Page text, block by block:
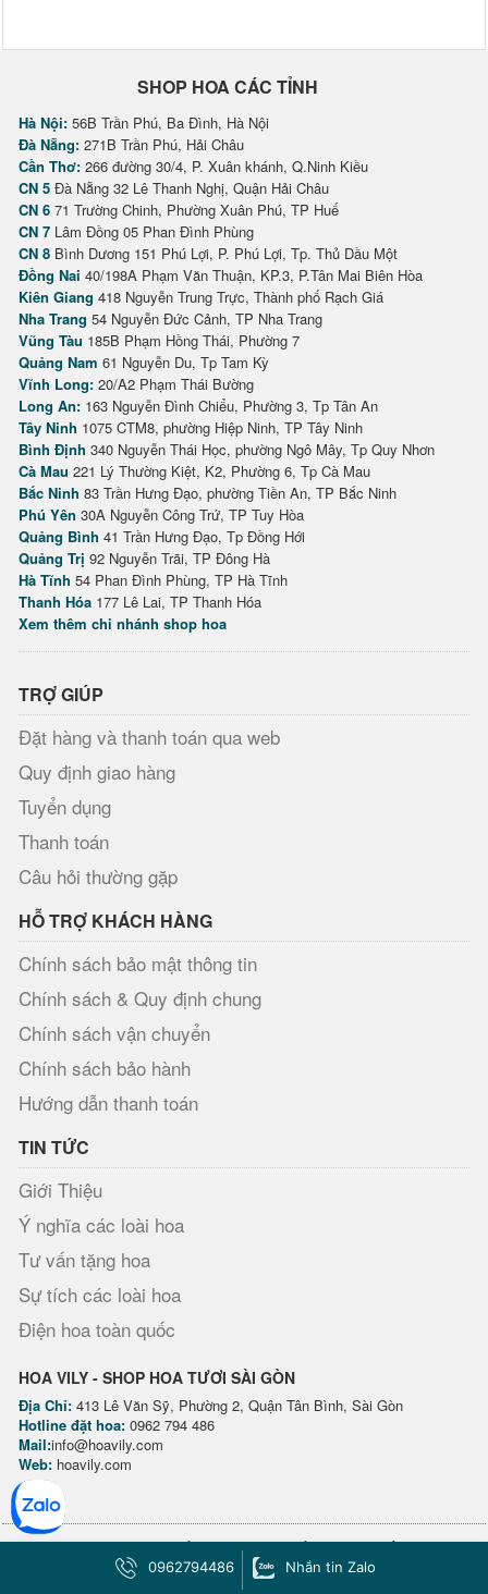
SHOP HOA CÁC TỈNH
Hà Nội: 56B Trần Phú, Ba Đình, Hà Nội
Đà Nẵng: 271B Trần Phú, Hải Châu
Cần Thơ: 266 đường 30/4, P. Xuân khánh, Q.Ninh Kiều
CN 5 Đà Nẵng 32 Lê Thanh Nghị, Quận Hải Châu
CN 6 71 Trường Chinh, Phường Xuân Phú, TP Huế
CN 7 Lâm Đồng 05 Phan Đình Phùng
CN 8 Bình Dương 151 Phú Lợi, P. Phú Lợi, Tp. Thủ Dầu Một
Đồng Nai 40/198A Phạm Văn Thuận, KP.3, P.Tân Mai Biên Hòa
Kiên Giang 418 Nguyễn Trung Trực, Thành phố Rạch Giá
Nha Trang 54 Nguyễn Đức Cảnh, TP Nha Trang
Vũng Tàu 185B Phạm Hồng Thái, Phường 7
Quảng Nam 61 Nguyễn Du, Tp Tam Kỳ
Vĩnh Long: 20/A2 Phạm Thái Bường
Long An: 163 Nguyễn Đình Chiểu, Phường 3, Tp Tân An
Tây Ninh 1075 CTM8, phường Hiệp Ninh, TP Tây Ninh
Bình Định 340 Nguyễn Thái Học, phường Ngô Mây, Tp Quy Nhơn
Cà Mau 221 Lý Thường Kiệt, K2, Phường 6, Tp Cà Mau
Bắc Ninh 83 Trần Hưng Đạo, phường Tiền An, TP Bắc Ninh
Phú Yên 30A Nguyễn Công Trứ, TP Tuy Hòa
Quảng Bình 41 Trần Hưng Đạo, Tp Đồng Hới
Quảng Trị 92 Nguyễn Trãi, TP Đông Hà
Hà Tĩnh 54 Phan Đình Phùng, TP Hà Tĩnh
Thanh Hóa 177 Lê Lai, TP Thanh Hóa
Xem thêm chi nhánh shop hoa
TRỢ GIÚP
Đặt hàng và thanh toán qua web
Quy định giao hàng
Tuyển dụng
Thanh toán
Câu hỏi thường gặp
HỖ TRỢ KHÁCH HÀNG
Chính sách bảo mật thông tin
Chính sách & Quy định chung
Chính sách vận chuyển
Chính sách bảo hành
Hướng dẫn thanh toán
TIN TỨC
Giới Thiệu
Ý nghĩa các loài hoa
Tư vấn tặng hoa
Sự tích các loài hoa
Điện hoa toàn quốc
HOA VILY - SHOP HOA TƯƠI SÀI GÒN
Địa Chỉ: 413 Lê Văn Sỹ, Phường 2, Quận Tân Bình, Sài Gòn
Hotline đặt hoa: 0962 794 486
Mail:info@hoavily.com
Web: hoavily.com
Cập nhật thông tin khuyến mãi nhanh nhất hưởng quyền lợi giảm
0962794486 Nhắn tin Zalo